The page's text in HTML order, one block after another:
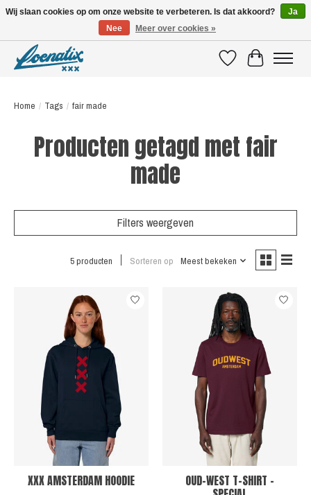
VerlanglijstWinkelwagen
Home / Tags / fair made
Producten getagd met fair
made
Filters weergeven
5 producten Sorteren op Meest bekeken
XXX AMSTERDAM HOODIE OUD-WEST T-SHIRT -
Wij slaan cookies op om onze website te verbeteren. Is dat akkoord?
Ja
Nee
Meer over cookies »